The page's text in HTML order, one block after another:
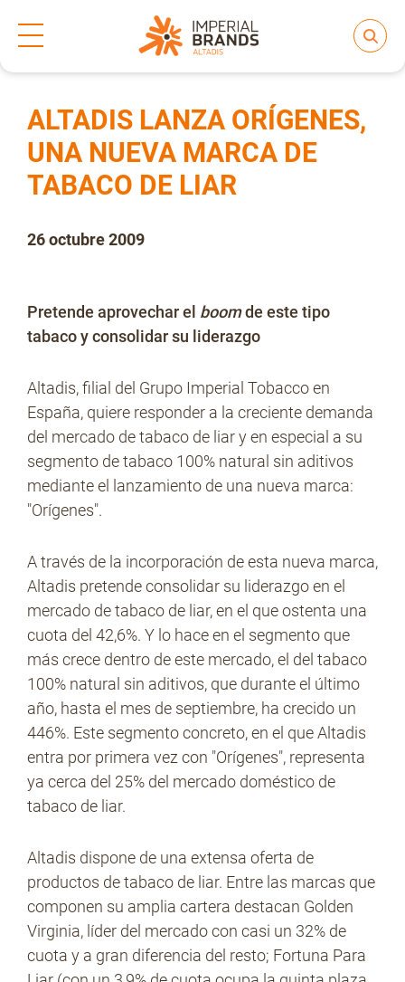
Nuestras Marcas
Regulación
People and Culture
No Contrabando
Inicio Notas de prensa
ALTADIS LANZA ORÍGENES,
UNA NUEVA MARCA DE
TABACO DE LIAR
26 octubre 2009
Pretende aprovechar el boomde este tipo
tabaco y consolidar su liderazgo
Altadis, filial del Grupo Imperial Tobacco en
España, quiere responder a la creciente demanda
del mercado de tabaco de liar y en especial a su
segmento de tabaco 100% natural sin aditivos
mediante el lanzamiento de una nueva marca:
"Orígenes".
A través de la incorporación de esta nueva marca,
Altadis pretende consolidar su liderazgo en el
mercado de tabaco de liar, en el que ostenta una
cuota del 42,6%. Y lo hace en el segmento que
más crece dentro de este mercado, el del tabaco
100% natural sin aditivos, que durante el último
año, hasta el mes de septiembre, ha crecido un
446%. Este segmento concreto, en el que Altadis
entra por primera vez con "Orígenes", representa
ya cerca del 25% del mercado doméstico de
tabaco de liar.
Altadis dispone de una extensa oferta de
productos de tabaco de liar. Entre las marcas que
componen su amplia cartera destacan Golden
Virginia, líder del mercado con casi un 32% de
cuota y a gran diferencia del resto; Fortuna Para